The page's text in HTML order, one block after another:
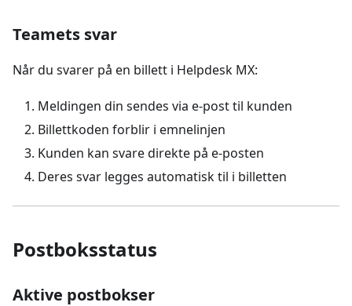
Teamets svar
Når du svarer på en billett i Helpdesk MX:
Meldingen din sendes via e-post til kunden
Billettkoden forblir i emnelinjen
Kunden kan svare direkte på e-posten
Deres svar legges automatisk til i billetten
Postboksstatus
Aktive postbokser